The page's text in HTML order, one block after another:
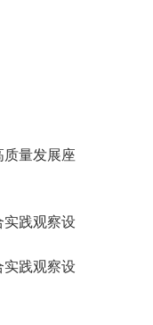
量发展座
践观察设
践观察设